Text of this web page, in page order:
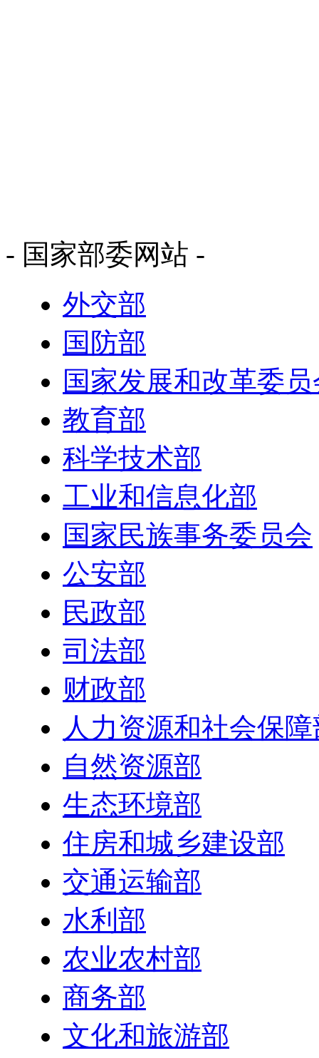
- 国家部委网站 -
外交部
国防部
国家发展和改革委
教育部
科学技术部
工业和信息化部
国家民族事务委员会
公安部
民政部
司法部
财政部
人力资源和社会保
自然资源部
生态环境部
住房和城乡建设部
交通运输部
水利部
农业农村部
商务部
文化和旅游部